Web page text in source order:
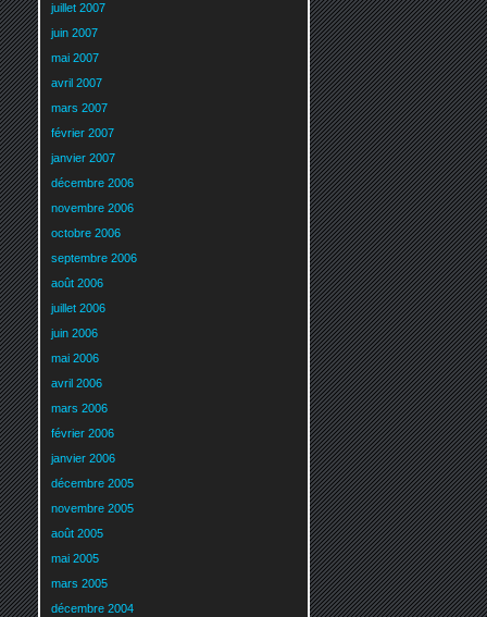
juillet 2007
juin 2007
mai 2007
avril 2007
mars 2007
février 2007
janvier 2007
décembre 2006
novembre 2006
octobre 2006
septembre 2006
août 2006
juillet 2006
juin 2006
mai 2006
avril 2006
mars 2006
février 2006
janvier 2006
décembre 2005
novembre 2005
août 2005
mai 2005
mars 2005
décembre 2004